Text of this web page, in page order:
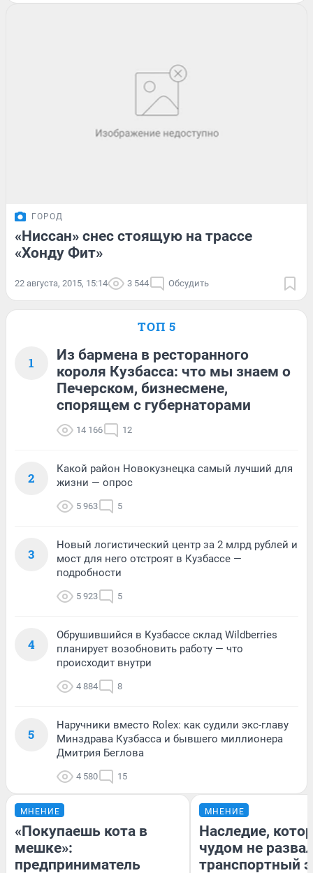
ГОРОД
«Ниссан» снес стоящую на трассе
«Хонду Фит»
22 августа, 2015, 15:14 3 544 Обсудить
ТОП 5
1
Из бармена в ресторанного
короля Кузбасса: что мы знаем о
Печерском, бизнесмене,
спорящем с губернаторами
14 166 12
2
Какой район Новокузнецка самый лучший для
жизни — опрос
5 963 5
3
Новый логистический центр за 2 млрд рублей и
мост для него отстроят в Кузбассе —
подробности
5 923 5
4
Обрушившийся в Кузбассе склад Wildberries
планирует возобновить работу — что
происходит внутри
4 884 8
5
Наручники вместо Rolex: как судили экс-главу
Минздрава Кузбасса и бывшего миллионера
Дмитрия Беглова
4 580 15
МНЕНИЕ
«Покупаешь кота в
мешке»:
предприниматель
МНЕНИЕ
Наследие,
чудом не
транспортный